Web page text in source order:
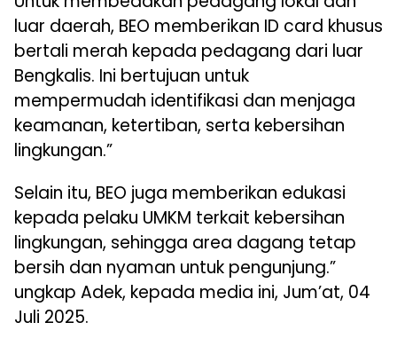
luar daerah, BEO memberikan ID card khusus
bertali merah kepada pedagang dari luar
Bengkalis. Ini bertujuan untuk
mempermudah identifikasi dan menjaga
keamanan, ketertiban, serta kebersihan
lingkungan.”
Selain itu, BEO juga memberikan edukasi
kepada pelaku UMKM terkait kebersihan
lingkungan, sehingga area dagang tetap
bersih dan nyaman untuk pengunjung.”
ungkap Adek, kepada media ini, Jum’at, 04
Juli 2025.